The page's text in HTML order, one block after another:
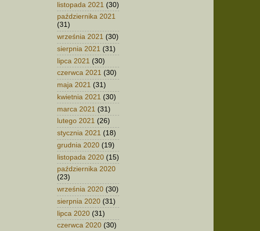
listopada 2021 (30)
października 2021
(31)
września 2021 (30)
sierpnia 2021 (31)
lipca 2021 (30)
czerwca 2021 (30)
maja 2021 (31)
kwietnia 2021 (30)
marca 2021 (31)
lutego 2021 (26)
stycznia 2021 (18)
grudnia 2020 (19)
listopada 2020 (15)
października 2020
(23)
września 2020 (30)
sierpnia 2020 (31)
lipca 2020 (31)
czerwca 2020 (30)